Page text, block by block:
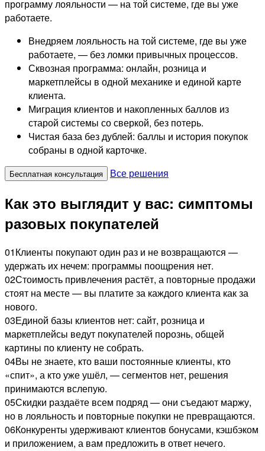
программу лояльности — на той системе, где вы уже
работаете.
Внедряем лояльность на той системе, где вы уже
работаете, — без ломки привычных процессов.
Сквозная программа: онлайн, розница и
маркетплейсы в одной механике и единой карте
клиента.
Миграция клиентов и накопленных баллов из
старой системы со сверкой, без потерь.
Чистая база без дублей: баллы и история покупок
собраны в одной карточке.
Бесплатная консультация Все решения
Как это выглядит у вас: симптомы
разовых покупателей
01Клиенты покупают один раз и не возвращаются —
удержать их нечем: программы поощрения нет.
02Стоимость привлечения растёт, а повторные продажи
стоят на месте — вы платите за каждого клиента как за
нового.
03Единой базы клиентов нет: сайт, розница и
маркетплейсы ведут покупателей порознь, общей
картины по клиенту не собрать.
04Вы не знаете, кто ваши постоянные клиенты, кто
«спит», а кто уже ушёл, — сегментов нет, решения
принимаются вслепую.
05Скидки раздаёте всем подряд — они съедают маржу,
но в лояльность и повторные покупки не превращаются.
06Конкуренты удерживают клиентов бонусами, кэшбэком
и приложением, а вам предложить в ответ нечего.